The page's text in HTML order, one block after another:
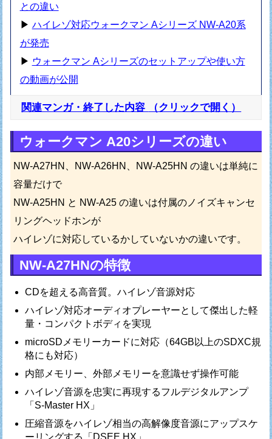
との違い
▶ ハイレゾ対応ウォークマン Aシリーズ NW-A20系
が発売
▶ ウォークマン Aシリーズのセットアップや使い方
の動画が公開
関連マンガ・終了した内容 （クリックで開く）
ウォークマン A20シリーズの違い
NW-A27HN、NW-A26HN、NW-A25HN の違いは単純に
容量だけで
NW-A25HN と NW-A25 の違いは付属のノイズキャンセ
リングヘッドホンが
ハイレゾに対応しているかしていないかの違いです。
NW-A27HNの特徴
CDを超える高音質。ハイレゾ音源対応
ハイレゾ対応オーディオプレーヤーとして傑出した軽
量・コンパクトボディを実現
microSDメモリーカードに対応（64GB以上のSDXC規
格にも対応）
内部メモリー、外部メモリーを意識せず操作可能
ハイレゾ音源を忠実に再現するフルデジタルアンプ
「S-Master HX」
圧縮音源をハイレゾ相当の高解像度音源にアップスケ